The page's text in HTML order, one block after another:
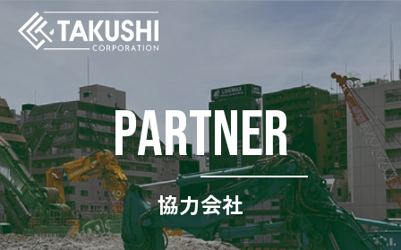
事業紹介
施工実績
求人情報
PARTNER
協力会社